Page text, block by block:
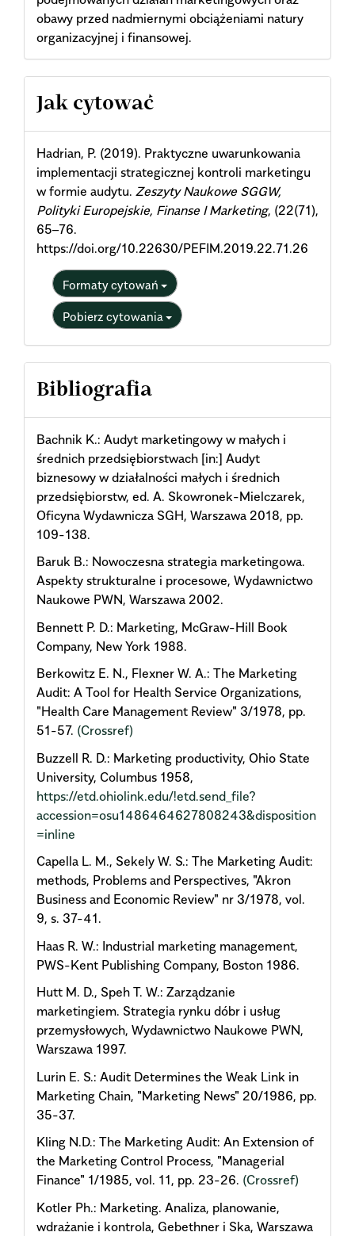
obawy przed nadmiernymi obciążeniami natury
organizacyjnej i finansowej.
Article
Details
Jak cytować
Hadrian, P. (2019). Praktyczne uwarunkowania
implementacji strategicznej kontroli marketingu
w formie audytu. Zeszyty Naukowe SGGW,
Polityki Europejskie, Finanse I Marketing, (22(71),
65–76.
https://doi.org/10.22630/PEFIM.2019.22.71.26
Formaty cytowań
Pobierz cytowania
Bibliografia
Bachnik K.: Audyt marketingowy w małych i
średnich przedsiębiorstwach [in:] Audyt
biznesowy w działalności małych i średnich
przedsiębiorstw, ed. A. Skowronek-Mielczarek,
Oficyna Wydawnicza SGH, Warszawa 2018, pp.
109-138.
Baruk B.: Nowoczesna strategia marketingowa.
Aspekty strukturalne i procesowe, Wydawnictwo
Naukowe PWN, Warszawa 2002.
Bennett P. D.: Marketing, McGraw-Hill Book
Company, New York 1988.
Berkowitz E. N., Flexner W. A.: The Marketing
Audit: A Tool for Health Service Organizations,
"Health Care Management Review" 3/1978, pp.
51-57. (Crossref)
Buzzell R. D.: Marketing productivity, Ohio State
University, Columbus 1958,
https://etd.ohiolink.edu/!etd.send_file?
accession=osu1486464627808243&disposition
=inline
Capella L. M., Sekely W. S.: The Marketing Audit:
methods, Problems and Perspectives, "Akron
Business and Economic Review" nr 3/1978, vol.
9, s. 37-41.
Haas R. W.: Industrial marketing management,
PWS-Kent Publishing Company, Boston 1986.
Hutt M. D., Speh T. W.: Zarządzanie
marketingiem. Strategia rynku dóbr i usług
przemysłowych, Wydawnictwo Naukowe PWN,
Warszawa 1997.
Lurin E. S.: Audit Determines the Weak Link in
Marketing Chain, "Marketing News" 20/1986, pp.
35-37.
Kling N.D.: The Marketing Audit: An Extension of
the Marketing Control Process, "Managerial
Finance" 1/1985, vol. 11, pp. 23-26. (Crossref)
Kotler Ph.: Marketing. Analiza, planowanie,
wdrażanie i kontrola, Gebethner i Ska, Warszawa